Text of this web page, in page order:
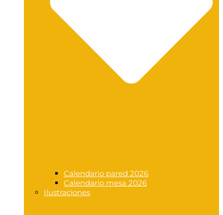
Calendario pared 2026
Calendario mesa 2026
Ilustraciones